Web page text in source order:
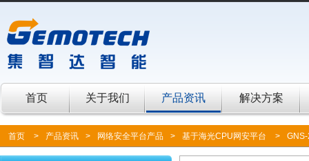
首页 关于我们 产品资讯 解决方案
首页 > 产品资讯 > 网络安全平台产品 > 基于海光CPU网安平台 >